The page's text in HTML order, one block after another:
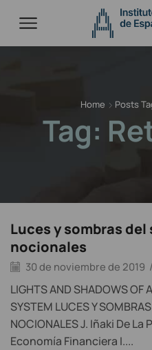
Home Posts
Tag:
Luces y sombras
nocionales
30 de noviembre de 2019 /
LIGHTS AND SHADOWS OF
SYSTEM LUCES Y
NOCIONALES J. Iñaki De
Economía Financiera I....